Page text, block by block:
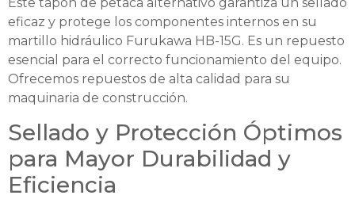
Este tapón de petaca alternativo garantiza un sellado
eficaz y protege los componentes internos en su
martillo hidráulico Furukawa HB-15G. Es un repuesto
esencial para el correcto funcionamiento del equipo.
Ofrecemos repuestos de alta calidad para su
maquinaria de construcción.
Sellado y Protección Óptimos
para Mayor Durabilidad y
Eficiencia